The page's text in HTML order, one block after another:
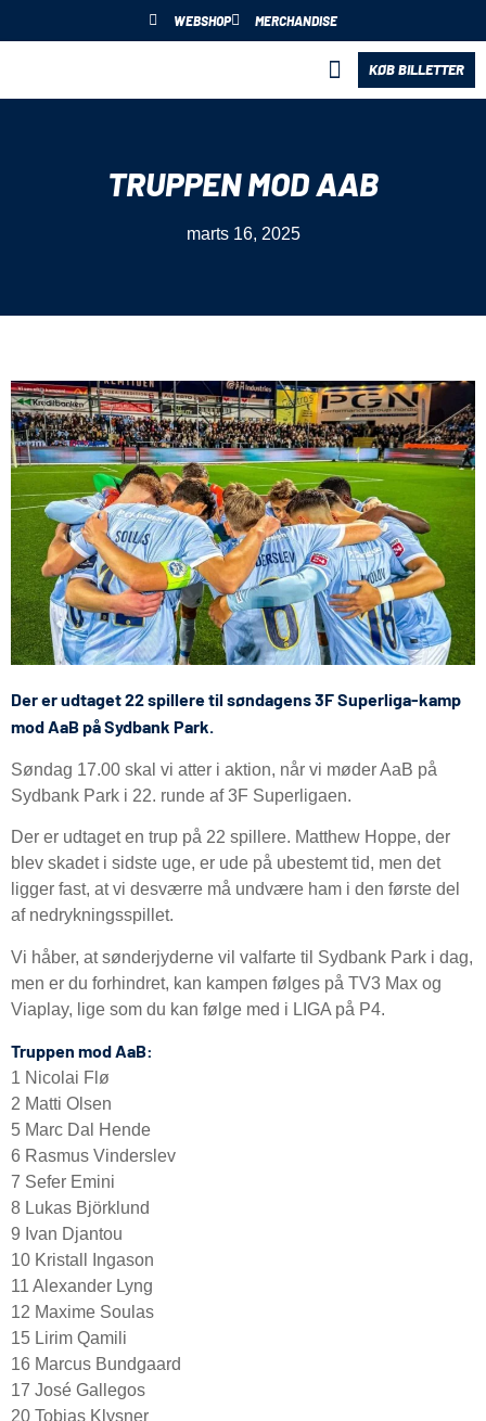
WEBSHOP MERCHANDISE
KØB BILLETTER
TRUPPEN MOD AAB
marts 16, 2025
Der er udtaget 22 spillere til søndagens 3F Superliga-kamp
mod AaB på Sydbank Park.
Søndag 17.00 skal vi atter i aktion, når vi møder AaB på
Sydbank Park i 22. runde af 3F Superligaen.
Der er udtaget en trup på 22 spillere. Matthew Hoppe, der
blev skadet i sidste uge, er ude på ubestemt tid, men det
ligger fast, at vi desværre må undvære ham i den første del
af nedrykningsspillet.
Vi håber, at sønderjyderne vil valfarte til Sydbank Park i dag,
men er du forhindret, kan kampen følges på TV3 Max og
Viaplay, lige som du kan følge med i LIGA på P4.
Truppen mod AaB:
1 Nicolai Flø
2 Matti Olsen
5 Marc Dal Hende
6 Rasmus Vinderslev
7 Sefer Emini
8 Lukas Björklund
9 Ivan Djantou
10 Kristall Ingason
11 Alexander Lyng
12 Maxime Soulas
15 Lirim Qamili
16 Marcus Bundgaard
17 José Gallegos
20 Tobias Klysner